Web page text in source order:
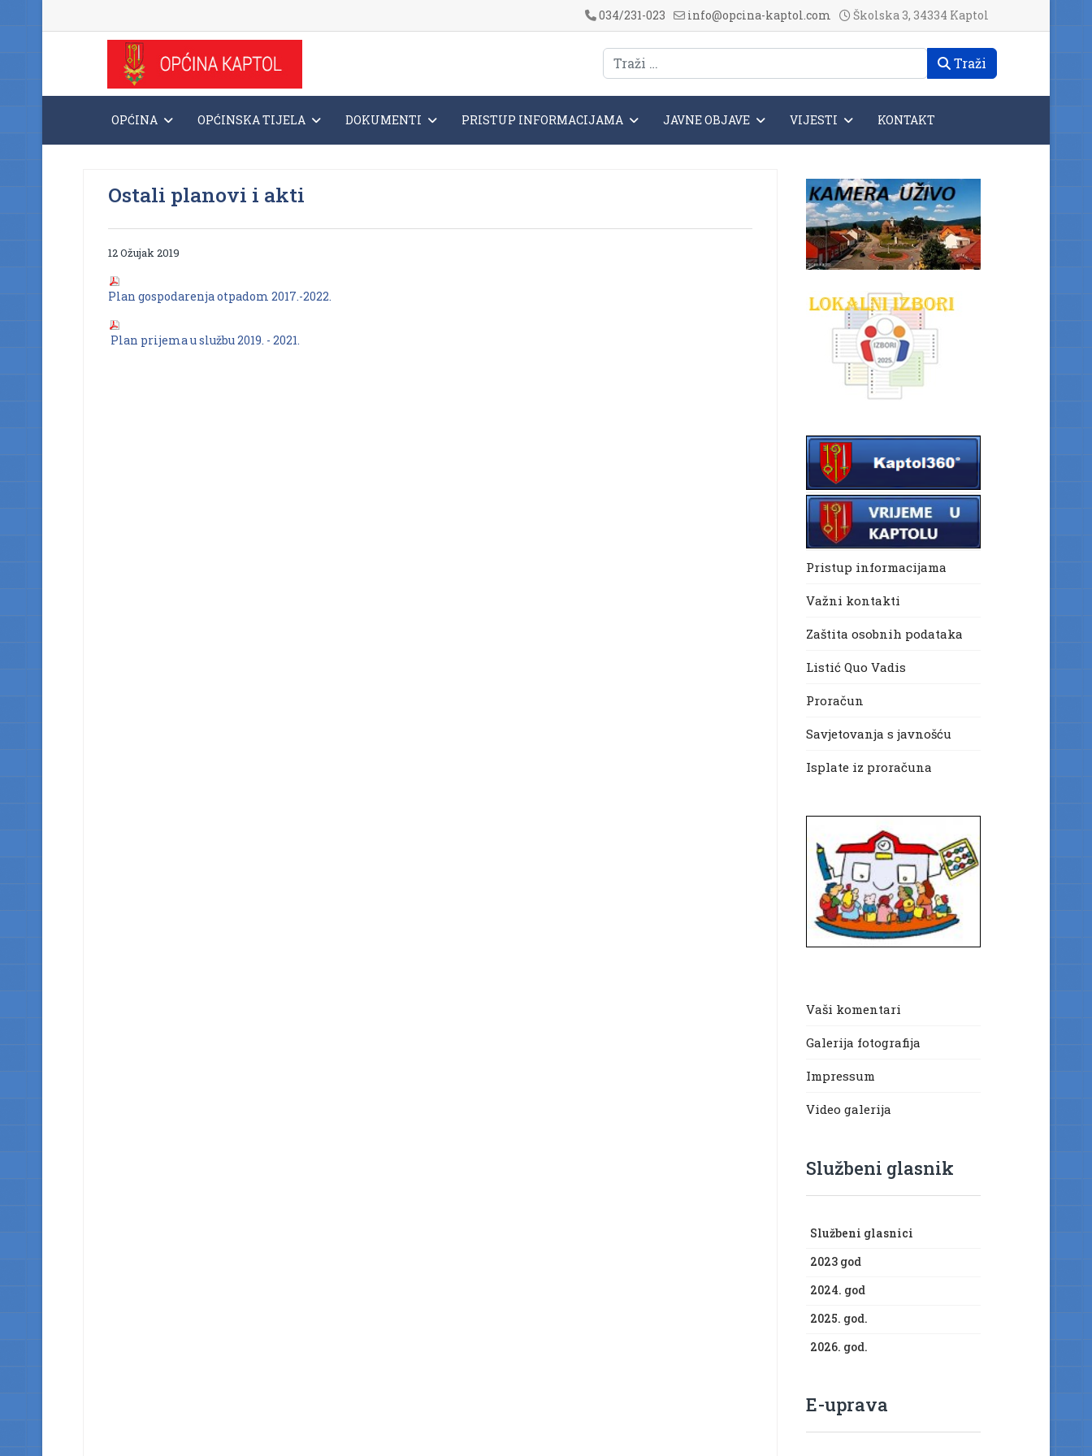
034/231-023 info@opcina-kaptol.com Školska 3, 34334 Kaptol
Traži
OPĆINA OPĆINSKA TIJELA DOKUMENTI PRISTUP INFORMACIJAMA JAVNE OBJAVE VIJESTI KONTAKT
Ostali planovi i akti
12 Ožujak 2019
Plan gospodarenja otpadom 2017.-2022.
Plan prijema u službu 2019. - 2021.
Pristup informacijama
Važni kontakti
Zaštita osobnih podataka
Listić Quo Vadis
Proračun
Savjetovanja s javnošću
Isplate iz proračuna
Vaši komentari
Galerija fotografija
Impressum
Video galerija
Službeni glasnik
Službeni glasnici
2023 god
2024. god
2025. god.
2026. god.
E-uprava